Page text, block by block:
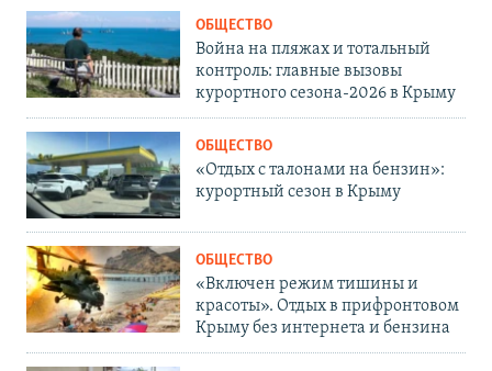
ОБЩЕСТВО
Война на пляжах и тотальный
контроль: главные вызовы
курортного сезона-2026 в Крыму
ОБЩЕСТВО
«Отдых с талонами на бензин»:
курортный сезон в Крыму
ОБЩЕСТВО
«Включен режим тишины и
красоты». Отдых в прифронтовом
Крыму без интернета и бензина